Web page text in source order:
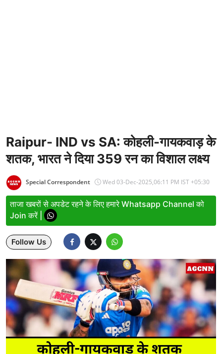
Business
Relationship
Education
Defence & Security
Environment
Lifestyle
Health
Development
Career
Literature
Tour & Travel
Raipur- IND vs SA: कोहली-गायकवाड़ के
शतक, भारत ने दिया 359 रन का विशाल लक्ष्य
Special Correspondent Wed 03-Dec-2025,06:11 PM IST +05:30
ताजा खबरों से अपडेट रहने के लिए हमारे Whatsapp Channel को
Join करें |
Follow Us